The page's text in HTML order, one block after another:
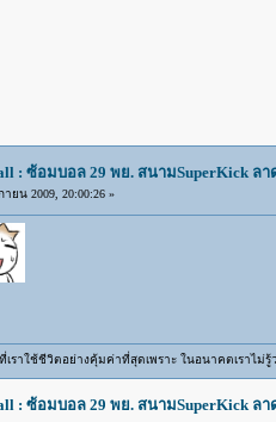
: ซ้อมบอล 29 พย. สนามSuperKick ลา
ยน 2009, 20:00:26 »
ราใช้ชีวิตอย่างคุ้มค่าที่สุดเพราะ ในอนาคตเราไม่รู้
: ซ้อมบอล 29 พย. สนามSuperKick ลา